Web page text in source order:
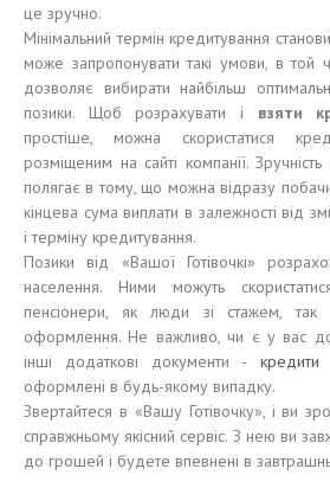
це зручно.
Мінімальний термін кредитування
може запропонувати такі умови, в той
дозволяє вибирати найбільш
позики. Щоб розрахувати і взяти
простіше, можна скористатися
розміщеним на сайті компанії.
полягає в тому, що можна відразу
кінцева сума виплати в залежності від
і терміну кредитування.
Позики від «Вашої Готівочкі»
населення. Ними можуть
пенсіонери, як люди зі стажем,
оформлення. Не важливо, чи є у вас
інші додаткові документи - кредити
оформлені в будь-якому випадку.
Звертайтеся в «Вашу Готівочку», і ви
справжньому якісний сервіс. З нею ви
до грошей і будете впевнені в